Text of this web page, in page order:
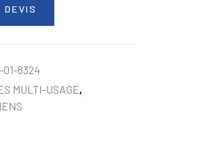
DEVIS
01-8324
MULTI-USAGE,